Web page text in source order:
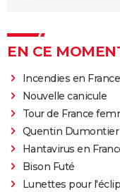
EN CE
Incendies en France
Nouvelle canicule
Tour de France
Quentin Dumontier
Hantavirus en
Bison Futé
Lunettes pour